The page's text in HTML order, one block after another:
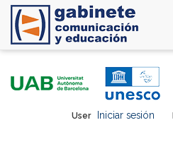
User Iniciar sesión